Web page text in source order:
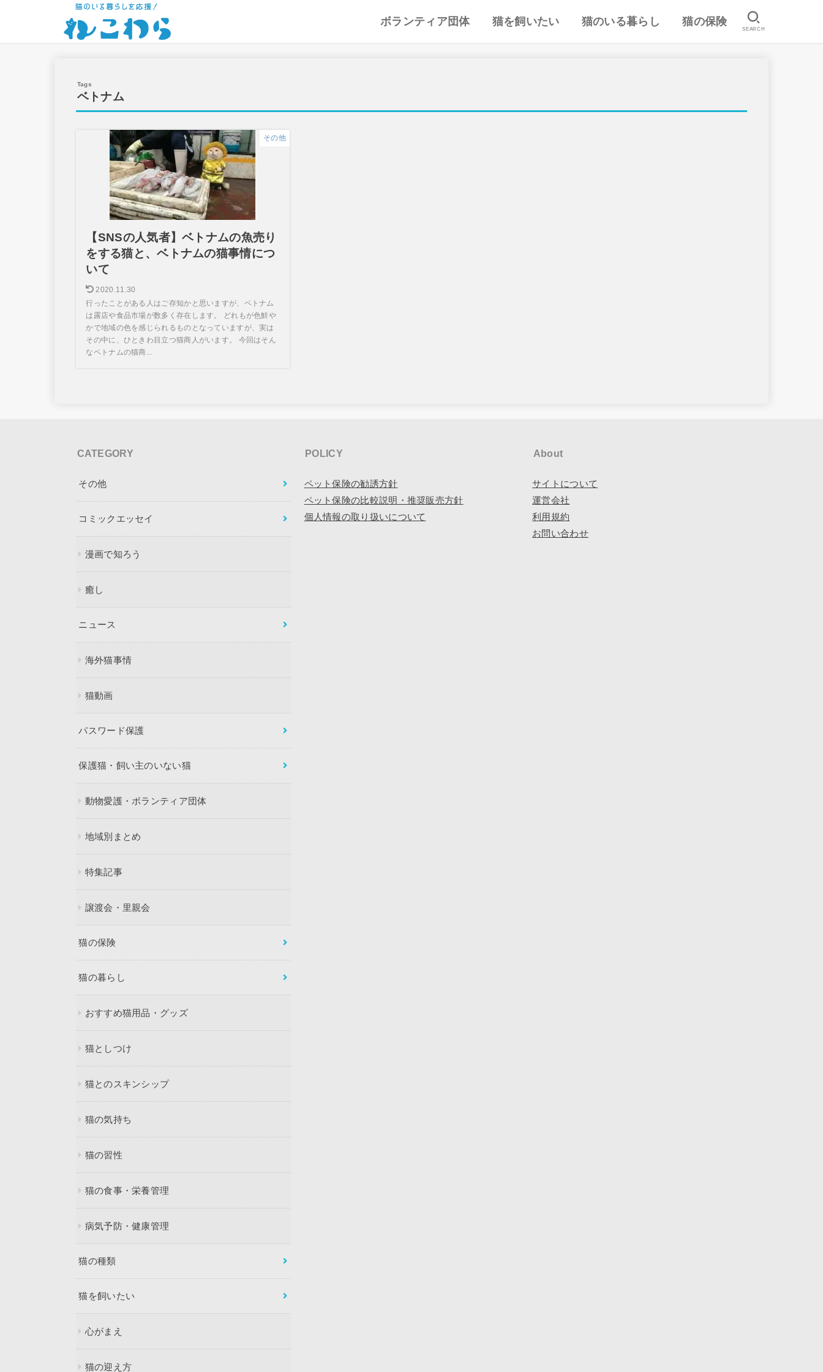
ボランティア団体 猫を飼いたい 猫のいる暮らし 猫の保険
SEARCH
ベトナム
その他
【SNSの人気者】ベトナムの魚売り
をする猫と、ベトナムの猫事情につ
いて
2020.11.30
行ったことがある人はご存知かと思いますが、ベトナム
は露店や食品市場が数多く存在します。 どれもが色鮮や
かで地域の色を感じられるものとなっていますが、実は
その中に、ひときわ目立つ猫商人がいます。 今回はそん
なベトナムの猫商...
CATEGORY
その他
コミックエッセイ
漫画で知ろう
癒し
ニュース
海外猫事情
猫動画
パスワード保護
保護猫・飼い主のいない猫
動物愛護・ボランティア団体
地域別まとめ
特集記事
譲渡会・里親会
猫の保険
猫の暮らし
おすすめ猫用品・グッズ
猫としつけ
猫とのスキンシップ
猫の気持ち
猫の習性
猫の食事・栄養管理
病気予防・健康管理
猫の種類
猫を飼いたい
心がまえ
猫の迎え方
POLICY
ペット保険の勧誘方針
ペット保険の比較説明・推奨販売方針
個人情報の取り扱いについて
About
サイトについて
運営会社
利用規約
お問い合わせ